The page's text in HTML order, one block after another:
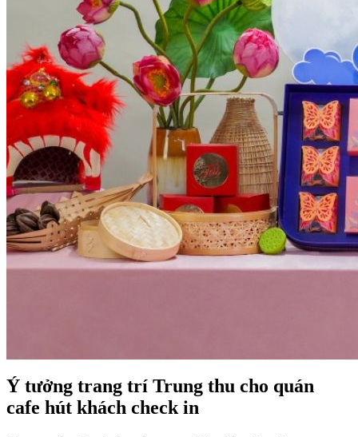
Ý tưởng trang trí Trung thu cho quán
cafe hút khách check in